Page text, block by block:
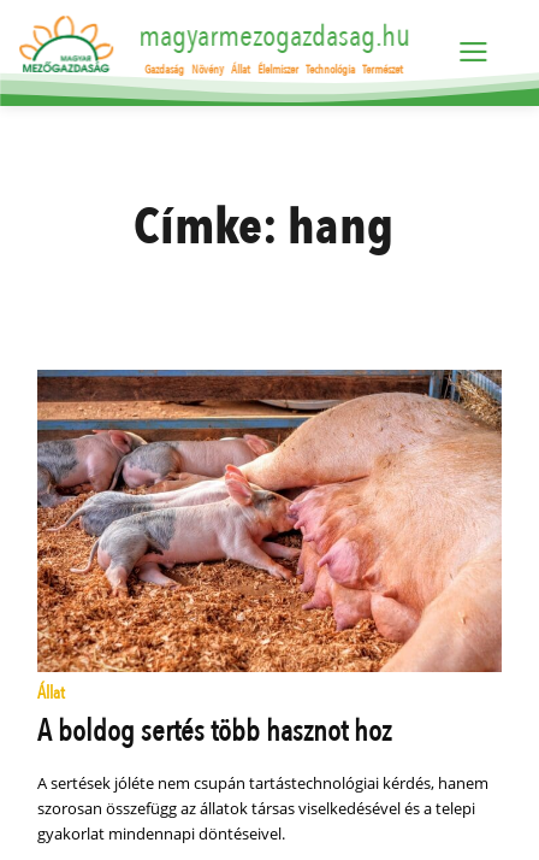
magyarmezogazdasag.hu
Gazdaság Növény Állat Élelmiszer Technológia Természet
Címke: hang
Állat
A boldog sertés több hasznot hoz
A sertések jóléte nem csupán tartástechnológiai kérdés, hanem
szorosan összefügg az állatok társas viselkedésével és a telepi
gyakorlat mindennapi döntéseivel.